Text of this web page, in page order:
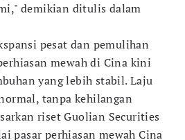
demikian ditulis dalam
pesat dan pemulihan
mewah di Cina kini
yang lebih stabil. Laju
tanpa kehilangan
riset Guolian Securities
pasar perhiasan mewah Cina